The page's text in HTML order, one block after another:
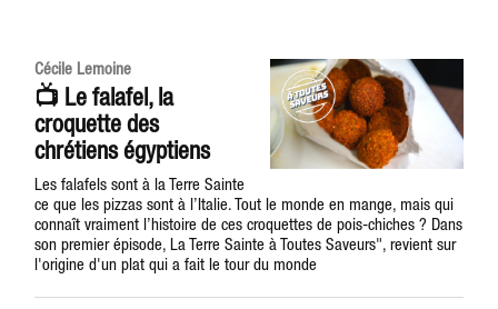
Cécile Lemoine
📺 Le falafel, la
croquette des
chrétiens égyptiens
Les falafels sont à la Terre Sainte
ce que les pizzas sont à l’Italie. Tout le monde en mange, mais qui
connaît vraiment l’histoire de ces croquettes de pois-chiches ? Dans
son premier épisode, La Terre Sainte à Toutes Saveurs", revient sur
l'origine d'un plat qui a fait le tour du monde